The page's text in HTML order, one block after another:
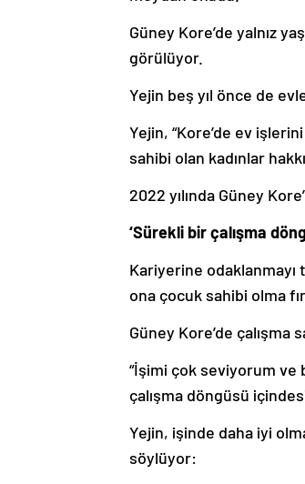
Güney Kore’de yalnız
görülüyor.
Yejin beş yıl önce de
Yejin, “Kore’de ev
sahibi olan kadınlar
2022 yılında Güney
‘Sürekli bir çalışma
Kariyerine odaklanmayı
ona çocuk sahibi olma
Güney Kore’de çalışma
“İşimi çok seviyorum ve
çalışma döngüsü
Yejin, işinde daha iyi
söylüyor: